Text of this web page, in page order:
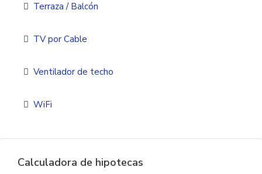
Terraza / Balcón
TV por Cable
Ventilador de techo
WiFi
Calculadora de hipotecas